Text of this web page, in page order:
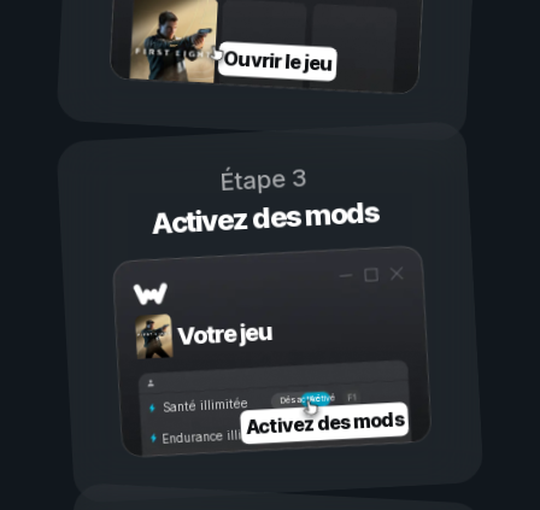
Ouvrir le jeu
Étape 3
Activez des mods
Votre jeu
Activé
Désactivé
Santé illimitée
Endurance illimitéeActivez des mods